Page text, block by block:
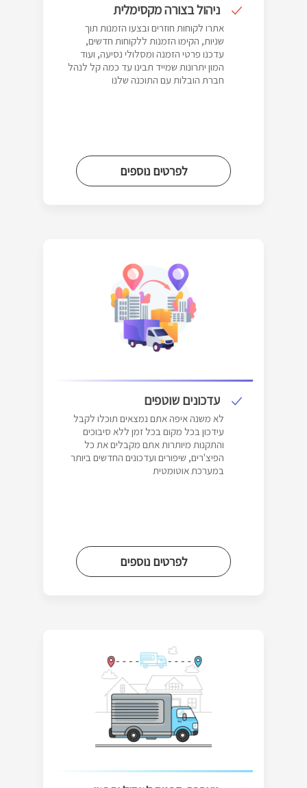
ניהול בצורה מקסימלית
אתרו לקוחות חוזרים ובצעו הזמנות תוך
שניות, הקימו הזמנות ללקוחות חדשים,
עדכנו פרטי הזמנה ומסלולי נסיעה, ועוד
המון יתרונות שמייד תבינו עד כמה קל לנהל
חברת הובלות עם התוכנה שלנו
לפרטים נוספים
עדכונים שוטפים
לא משנה איפה אתם נמצאים תוכלו לקבל
עידכון בכל מקום בכל זמן ללא סיבוכים
והתקנות מיותרות אתם מקבלים את כל
הפיצ'רים, שיפורים ועדכונים החדשים ביותר
במערכת אוטומטית
לפרטים נוספים